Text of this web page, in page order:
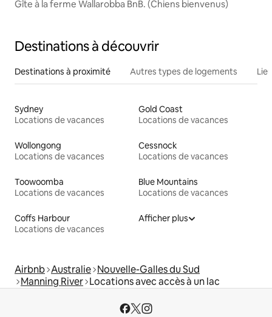
Gîte à la ferme Wallarobba BnB. (Chiens bienvenus)
Destinations à découvrir
Destinations à proximité Autres types de logements
Sydney
Locations de vacances
Gold Coast
Locations de vacances
Wollongong
Locations de vacances
Cessnock
Locations de vacances
Toowoomba
Locations de vacances
Blue Mountains
Locations de vacances
Coffs Harbour
Locations de vacances
Afficher plus
Airbnb Australie Nouvelle-Galles du Sud
Manning River Locations avec accès à un lac